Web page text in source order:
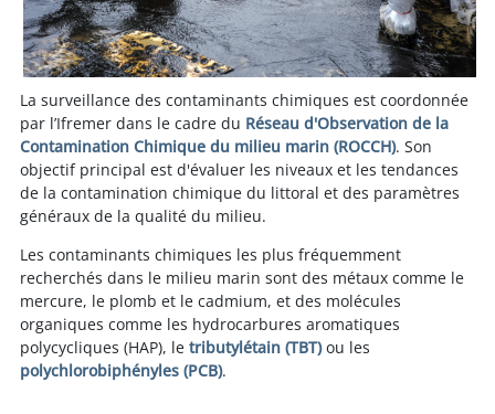
La surveillance des contaminants chimiques est coordonnée
par l’Ifremer dans le cadre du Réseau d'Observation de la
Contamination Chimique du milieu marin (ROCCH). Son
objectif principal est d'évaluer les niveaux et les tendances
de la contamination chimique du littoral et des paramètres
généraux de la qualité du milieu.
Les contaminants chimiques les plus fréquemment
recherchés dans le milieu marin sont des métaux comme le
mercure, le plomb et le cadmium, et des molécules
organiques comme les hydrocarbures aromatiques
polycycliques (HAP), le tributylétain (TBT)ou les
polychlorobiphényles (PCB).